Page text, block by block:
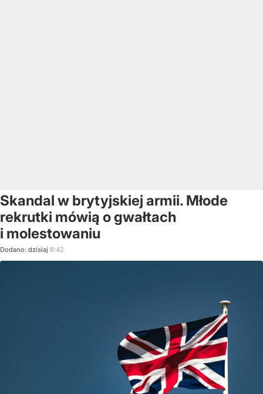
Skandal w brytyjskiej armii. Młode
rekrutki mówią o gwałtach
i molestowaniu
Dodano: dzisiaj 8:42